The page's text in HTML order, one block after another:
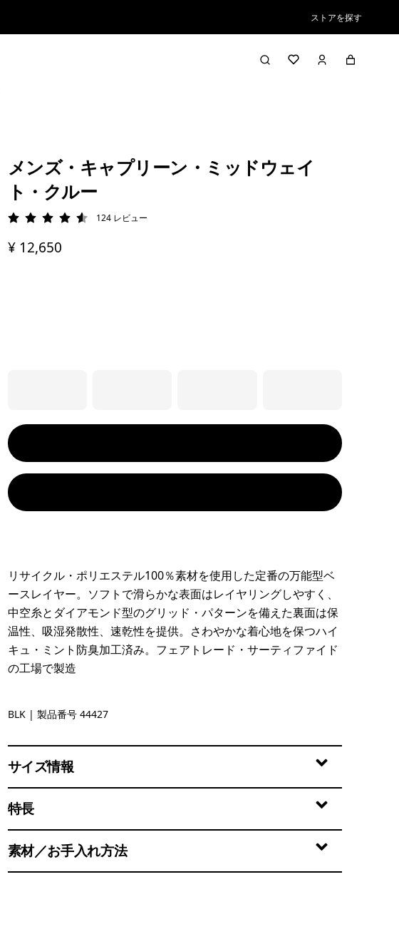
ストアを探す
メンズ・キャプリーン・ミッドウェイ
ト・クルー
評価: 4.6 / 5124 レビュー
¥ 12,650
リサイクル・ポリエステル100％素材を使用した定番の万能型ベ
ースレイヤー。ソフトで滑らかな表面はレイヤリングしやすく、
中空糸とダイアモンド型のグリッド・パターンを備えた裏面は保
温性、吸湿発散性、速乾性を提供。さわやかな着心地を保つハイ
キュ・ミント防臭加工済み。フェアトレード・サーティファイド
の工場で製造
Black
BLK | 製品番号 44427
サイズ情報
特長
素材／お手入れ方法